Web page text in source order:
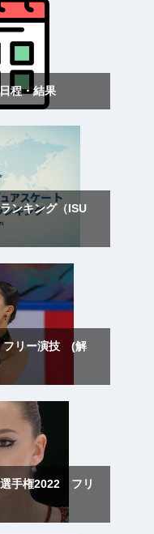
程・結果
ンキング（ISU
リー演技 (解
手権2022 フリ